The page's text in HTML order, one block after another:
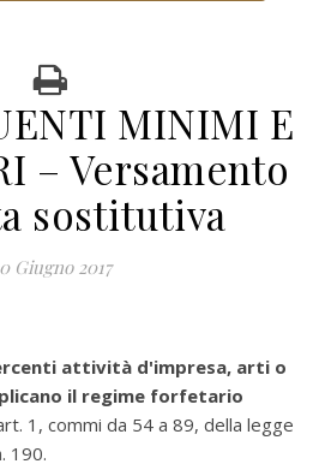
MINIMI E
– Versamento
sostitutiva
Giugno 2017
attività d'impresa, arti o
il regime forfetario
1, commi da 54 a 89, della legge
190.